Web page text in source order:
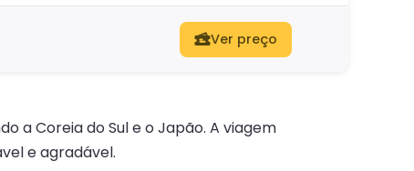
Ver preço
a Coreia do Sul e o Japão. A viagem
e agradável.